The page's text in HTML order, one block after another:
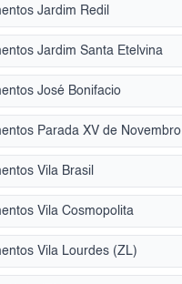
Jardim Redil
Jardim Santa Etelvina
José Bonifacio
Parada XV de Novembro
Vila Brasil
Vila Cosmopolita
Vila Lourdes (ZL)